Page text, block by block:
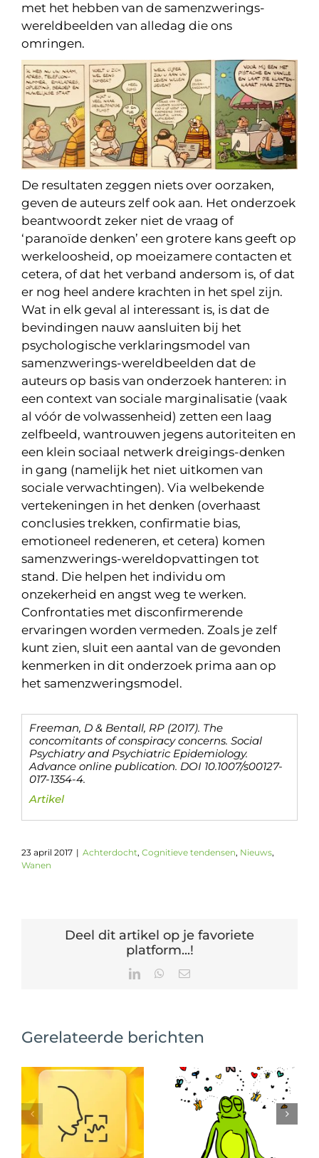
met het hebben van de samenzwerings-
wereldbeelden van alledag die ons
omringen.
De resultaten zeggen niets over oorzaken,
geven de auteurs zelf ook aan. Het onderzoek
beantwoordt zeker niet de vraag of
‘paranoïde denken’ een grotere kans geeft op
werkeloosheid, op moeizamere contacten et
cetera, of dat het verband andersom is, of dat
er nog heel andere krachten in het spel zijn.
Wat in elk geval al interessant is, is dat de
bevindingen nauw aansluiten bij het
psychologische verklaringsmodel van
samenzwerings-wereldbeelden dat de
auteurs op basis van onderzoek hanteren: in
een context van sociale marginalisatie (vaak
al vóór de volwassenheid) zetten een laag
zelfbeeld, wantrouwen jegens autoriteiten en
een klein sociaal netwerk dreigings-denken
in gang (namelijk het niet uitkomen van
sociale verwachtingen). Via welbekende
vertekeningen in het denken (overhaast
conclusies trekken, confirmatie bias,
emotioneel redeneren, et cetera) komen
samenzwerings-wereldopvattingen tot
stand. Die helpen het individu om
onzekerheid en angst weg te werken.
Confrontaties met disconfirmerende
ervaringen worden vermeden. Zoals je zelf
kunt zien, sluit een aantal van de gevonden
kenmerken in dit onderzoek prima aan op
het samenzweringsmodel.
Freeman, D & Bentall, RP (2017). The
concomitants of conspiracy concerns. Social
Psychiatry and Psychiatric Epidemiology.
Advance online publication. DOI 10.1007/s00127-
017-1354-4.
Artikel
23 april 2017 | Achterdocht, Cognitieve tendensen, Nieuws,
Wanen
Deel dit artikel op je favoriete
platform...!
LinkedInWhatsApp
E-
Gerelateerde berichten